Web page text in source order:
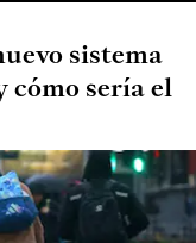
sistema
cómo sería el